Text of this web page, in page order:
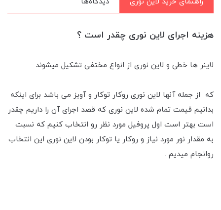
هزینه اجرای لاین نوری چقدر است ؟
لاینر ها خطی و لاین نوری از انواع مختفی تشکیل میشوند
که از جمله آنها لاین نوری رو‌کار توکار و آویز می باشد برای اینکه
بدانیم قیمت تمام شده لاین نوری که قصد اجرای آن را داریم چقدر
است بهتر است اول پروفیل مورد نظر رو انتخاب کنیم که نسبت
به مقدار نور مورد نیاز و روکار یا توکار بودن لاین نوری این انتخاب
رو‌انجام میدیم .